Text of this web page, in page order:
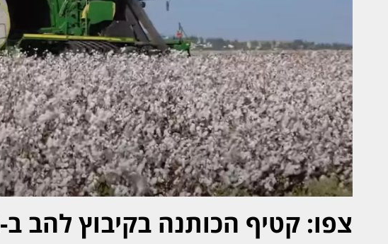
צפו: קטיף הכותנה בקיבוץ להב ב-2022